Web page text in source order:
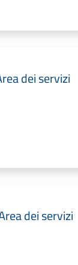
dei servizi
dei servizi